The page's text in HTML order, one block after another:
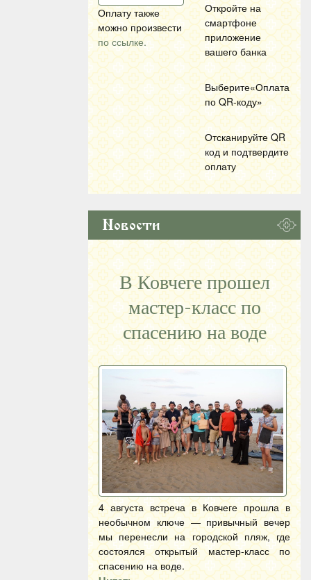
Оплату также
можно произвести
по ссылке.
Откройте на
смартфоне
приложение
вашего банка
Выберите«Оплата
по QR-коду»
Отсканируйте QR
код и подтвердите
оплату
Новости
В Ковчеге прошел
мастер-класс по
спасению на воде
4 августа встреча в Ковчеге прошла в
необычном ключе — привычный вечер
мы перенесли на городской пляж, где
состоялся открытый мастер-класс по
спасению на воде.